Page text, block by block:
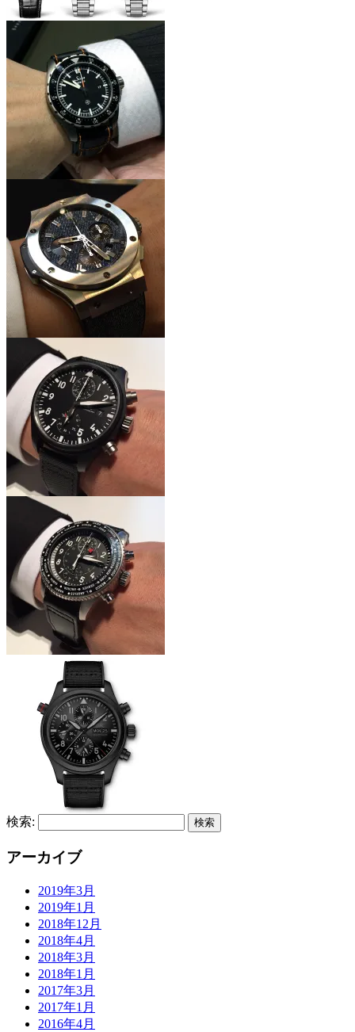
検索:
アーカイブ
2019年3月
2019年1月
2018年12月
2018年4月
2018年3月
2018年1月
2017年3月
2017年1月
2016年4月